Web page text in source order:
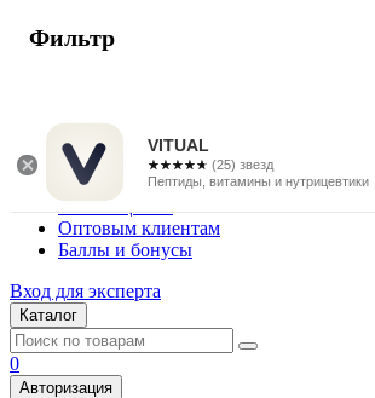
VITUAL
☆☆☆☆☆
★★★★★ (25) звезд
Пептиды, витамины и нутрицевтики
г. Москва
Vitual Peptide
+7 (800) 101-13-25
Специалистам
Поставщикам
Оптовым клиентам
Баллы и бонусы
Вход для эксперта
Каталог
0
Авторизация
Фильтр